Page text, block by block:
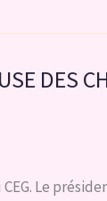
DES
Le